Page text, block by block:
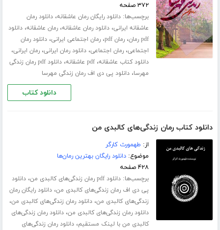
۳۷۲ صفحه
برچسب‌ها:دانلود رایگان رمان عاشقانه،دانلود رمان
عاشقانه ایرانی،دانلود رمان عاشقانه،رمان عاشقانه،دانلود
pdf رمان
،رمان pdf ،رمان اجتماعی ایرانی،دانلود رمان
اجتماعی،رمان اجتماعی،دانلود رمان ایرانی،رمان ایرانی،
دانلود کتاب عاشقانه،pdf عاشقانه ،
دانلود pdf رمان زندگی
مهرسا،دانلود پی دی اف رمان زندگی مهرسا
دانلود کتاب
دانلود کتاب رمان زندگی‌های کالبدی من
از: طهمورث کارگر
موضوع:دانلود رایگان بهترین رمان‌ها
۴۲۸ صفحه
برچسب‌ها:دانلود pdf رمان زندگی‌های کالبدی من ،دانلود
پی دی اف رمان زندگی‌های کالبدی من،دانلود رایگان رمان
زندگی‌های کالبدی من،دانلود رمان زندگی‌های کالبدی من،
دانلود رمان زندگی‌های کالبدی من،دانلود رمان زندگی‌های
کالبدی من با لینک مستقیم،دانلود رمان زندگی‌های